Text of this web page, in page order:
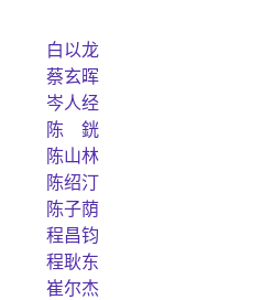
白以龙
蔡玄晖
岑人经
陈 銧
陈山林
陈绍汀
陈子荫
程昌钧
程耿东
崔尔杰